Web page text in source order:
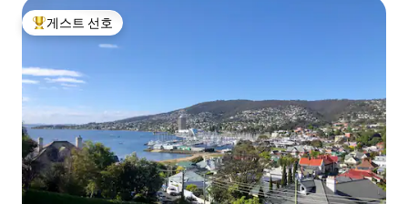
상위 게스트 선호
게스트 선호